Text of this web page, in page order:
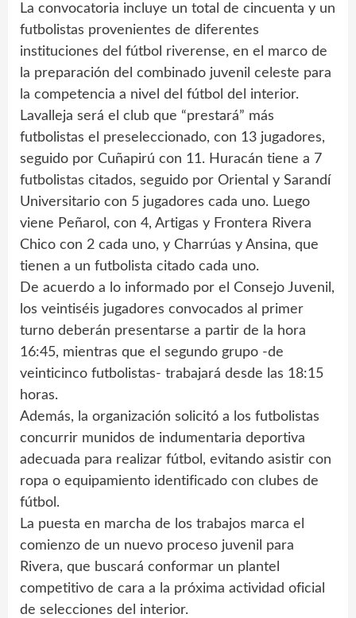
La convocatoria incluye un total de cincuenta y un
futbolistas provenientes de diferentes
instituciones del fútbol riverense, en el marco de
la preparación del combinado juvenil celeste para
la competencia a nivel del fútbol del interior.
Lavalleja será el club que “prestará” más
futbolistas el preseleccionado, con 13 jugadores,
seguido por Cuñapirú con 11. Huracán tiene a 7
futbolistas citados, seguido por Oriental y Sarandí
Universitario con 5 jugadores cada uno. Luego
viene Peñarol, con 4, Artigas y Frontera Rivera
Chico con 2 cada uno, y Charrúas y Ansina, que
tienen a un futbolista citado cada uno.
De acuerdo a lo informado por el Consejo Juvenil,
los veintiséis jugadores convocados al primer
turno deberán presentarse a partir de la hora
16:45, mientras que el segundo grupo -de
veinticinco futbolistas- trabajará desde las 18:15
horas.
Además, la organización solicitó a los futbolistas
concurrir munidos de indumentaria deportiva
adecuada para realizar fútbol, evitando asistir con
ropa o equipamiento identificado con clubes de
fútbol.
La puesta en marcha de los trabajos marca el
comienzo de un nuevo proceso juvenil para
Rivera, que buscará conformar un plantel
competitivo de cara a la próxima actividad oficial
de selecciones del interior.